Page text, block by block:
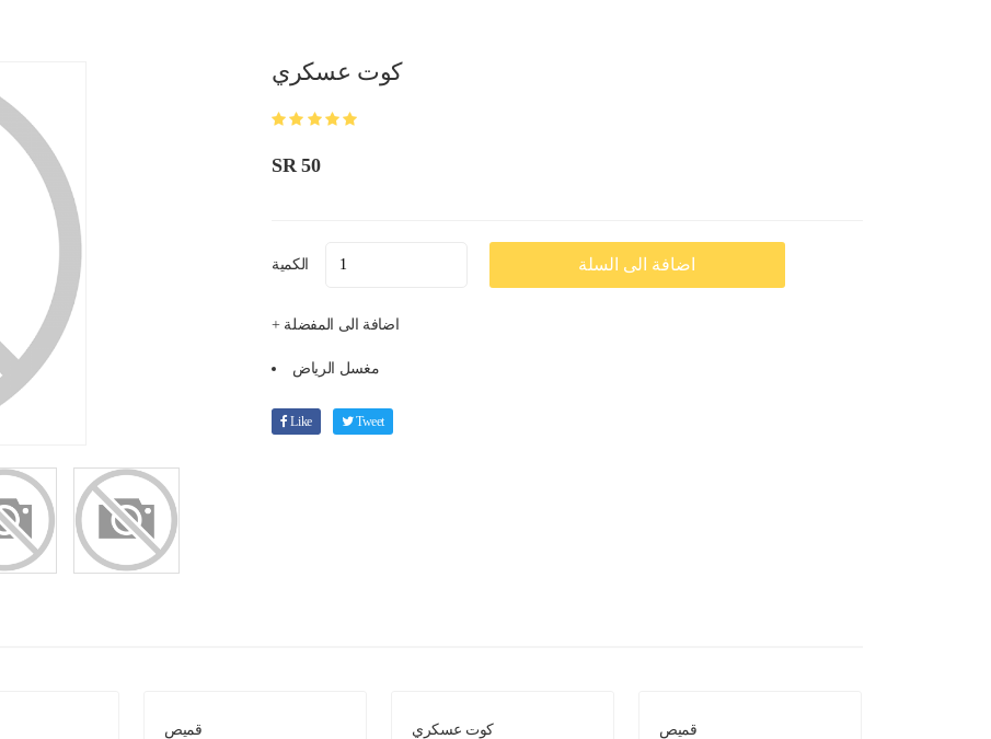
كوت عسكري
SR 50
الكمية اضافة الى السلة
+ اضافة الى المفضلة
مغسل الرياض
Like Tweet
قميص كوت عسكري قميص